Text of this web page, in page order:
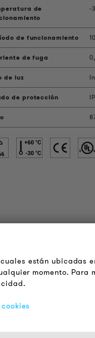
de
-
de funcionamiento
de fuga
de luz
de protección
están ubicadas
momento.